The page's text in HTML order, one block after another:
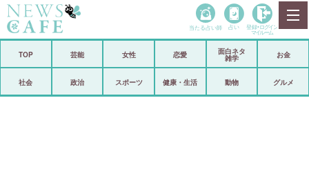
政治
当たる占い師 占い 登録• ログイン
マイルーム
TOP 芸能 女性 恋愛
面白ネタ
雑学
お金
社会 政治 スポーツ 健康・生活 動物 グルメ